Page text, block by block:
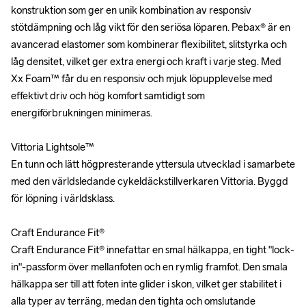
konstruktion som ger en unik kombination av responsiv
stötdämpning och låg vikt för den seriösa löparen. Pebax® är en
avancerad elastomer som kombinerar flexibilitet, slitstyrka och
låg densitet, vilket ger extra energi och kraft i varje steg. Med
Xx Foam™ får du en responsiv och mjuk löpupplevelse med
effektivt driv och hög komfort samtidigt som
energiförbrukningen minimeras.
Vittoria Lightsole™
En tunn och lätt högpresterande yttersula utvecklad i samarbete
med den världsledande cykeldäckstillverkaren Vittoria. Byggd
för löpning i världsklass.
Craft Endurance Fit®
Craft Endurance Fit® innefattar en smal hälkappa, en tight "lock-
in"-passform över mellanfoten och en rymlig framfot. Den smala
hälkappa ser till att foten inte glider i skon, vilket ger stabilitet i
alla typer av terräng, medan den tighta och omslutande
konstruktion som ger en unik kombination av responsiv
stötdämpning och låg vikt för den seriösa löparen. Pebax® är en
avancerad elastomer som kombinerar flexibilitet, slitstyrka och
låg densitet, vilket ger extra energi och kraft i varje steg. Med
Xx Foam™ får du en responsiv och mjuk löpupplevelse med
effektivt driv och hög komfort samtidigt som
energiförbrukningen minimeras.
Vittoria Lightsole™
En tunn och lätt högpresterande yttersula utvecklad i samarbete
med den världsledande cykeldäckstillverkaren Vittoria. Byggd
för löpning i världsklass.
Craft Endurance Fit®
Craft Endurance Fit® innefattar en smal hälkappa, en tight "lock-
in"-passform över mellanfoten och en rymlig framfot. Den smala
hälkappa ser till att foten inte glider i skon, vilket ger stabilitet i
alla typer av terräng, medan den tighta och omslutande